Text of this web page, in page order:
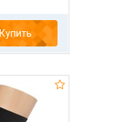
Купить